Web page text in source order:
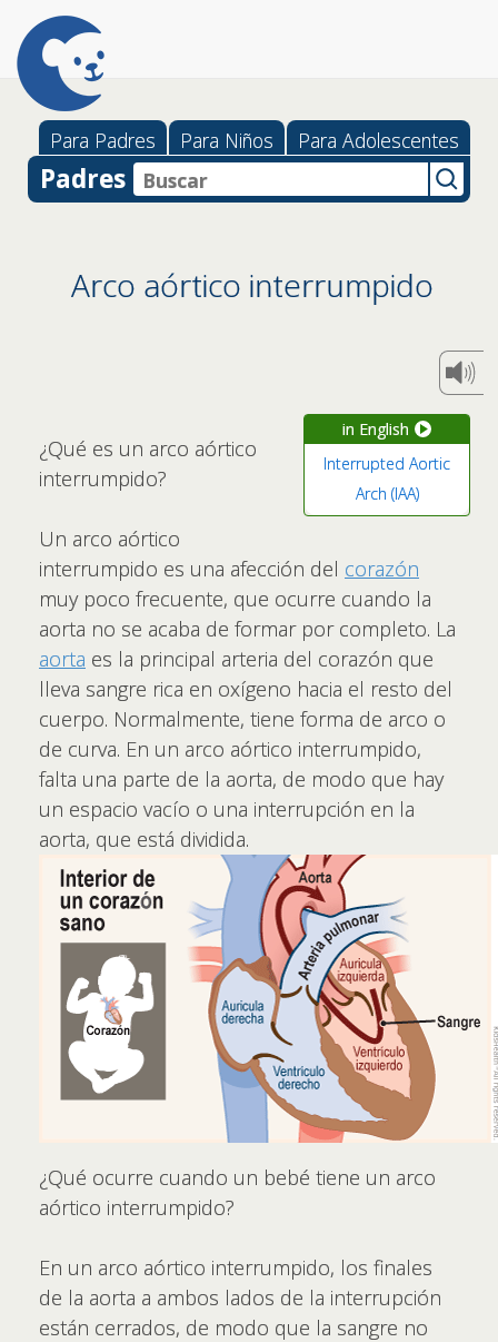
Para Padres Para Niños Para Adolescentes
Padres
Arco aórtico interrumpido
in English
Interrupted Aortic
Arch (IAA)
¿Qué es un arco aórtico
interrumpido?
Un arco aórtico
interrumpido es una afección del corazón
muy poco frecuente, que ocurre cuando la
aorta no se acaba de formar por completo. La
aorta es la principal arteria del corazón que
lleva sangre rica en oxígeno hacia el resto del
cuerpo. Normalmente, tiene forma de arco o
de curva. En un arco aórtico interrumpido,
falta una parte de la aorta, de modo que hay
un espacio vacío o una interrupción en la
aorta, que está dividida.
¿Qué ocurre cuando un bebé tiene un arco
aórtico interrumpido?
En un arco aórtico interrumpido, los finales
de la aorta a ambos lados de la interrupción
están cerrados, de modo que la sangre no